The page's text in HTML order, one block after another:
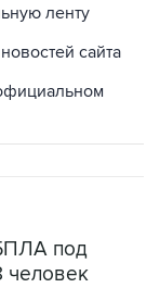
ленту
сайта
под
человек